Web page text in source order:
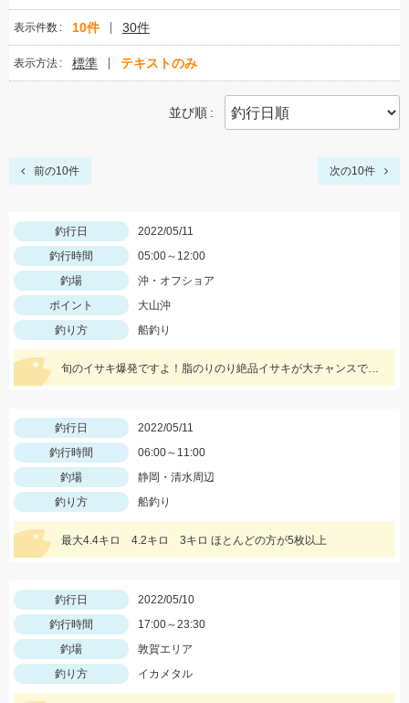
表示件数 10件 30件
表示方法 標準 テキストのみ
並び順
前の10件 次の10件
釣行日
2022/05/11
釣行時間
05:00～12:00
釣場
沖・オフショア
ポイント
大山沖
釣り方
船釣り
旬のイサキ爆発ですよ！脂のりのり絶品イサキが大チャンスですね。是非どうぞ！
釣行日
2022/05/11
釣行時間
06:00～11:00
釣場
静岡・清水周辺
釣り方
船釣り
最大4.4キロ 4.2キロ 3キロ ほとんどの方が5枚以上
釣行日
2022/05/10
釣行時間
17:00～23:30
釣場
敦賀エリア
釣り方
イカメタル